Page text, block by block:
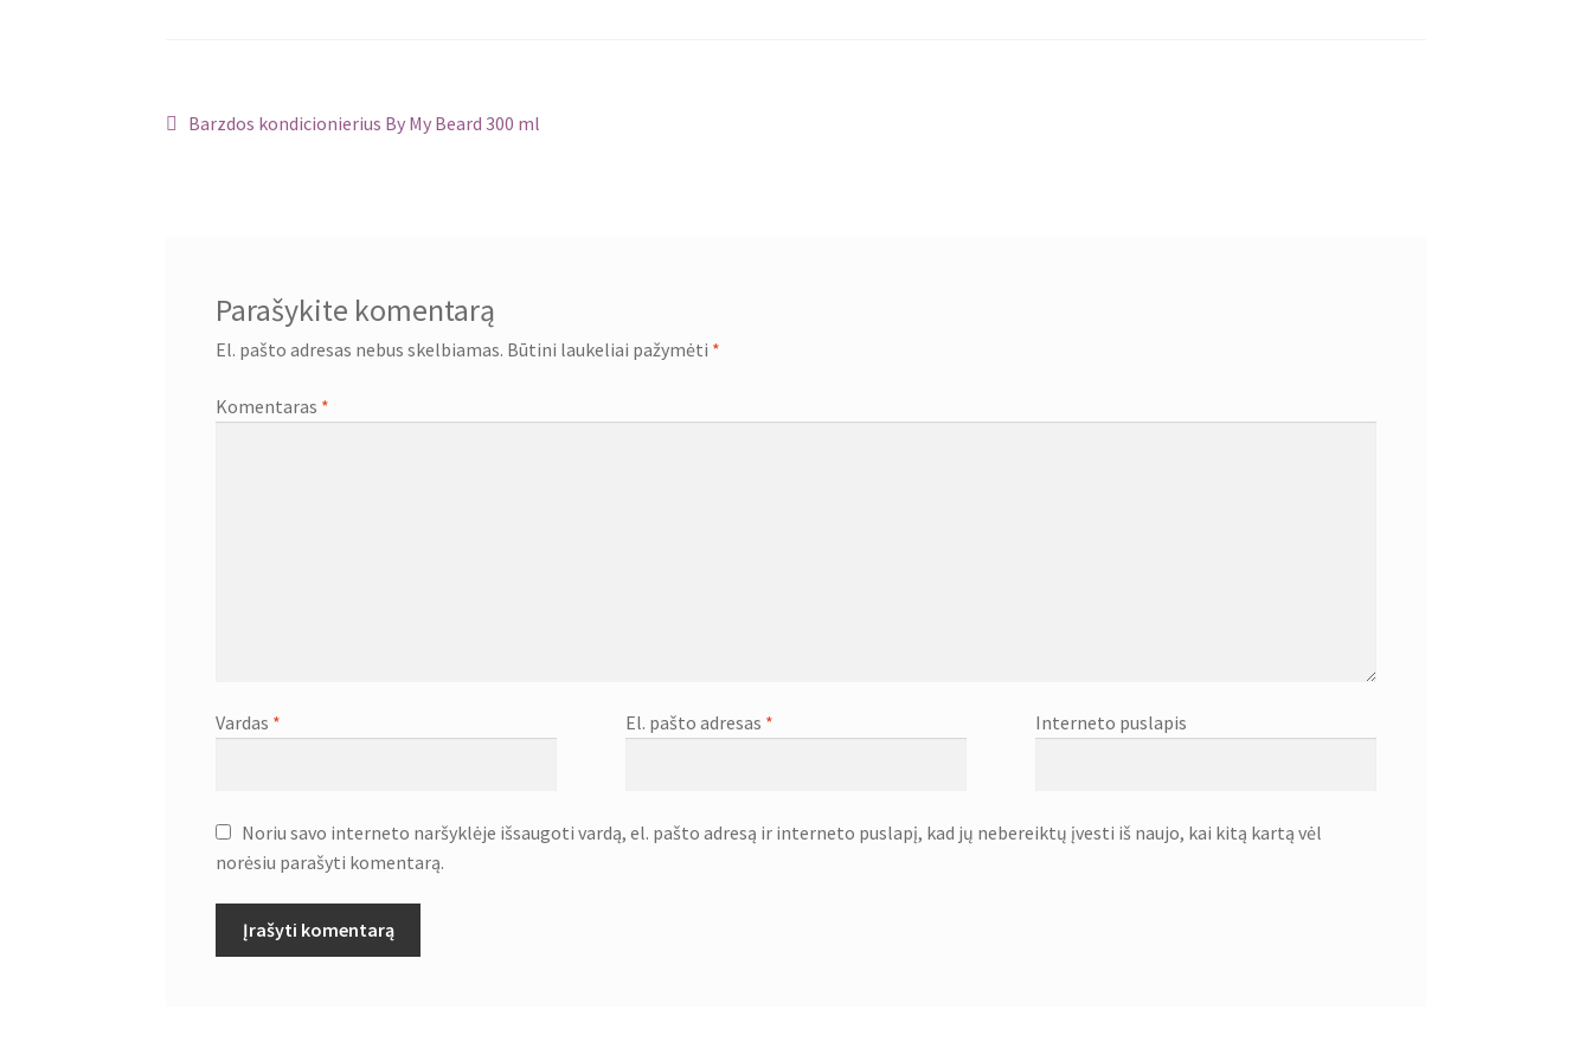
Navigacija
Ankstenis
Barzdos kondicionierius By My Beard 300 ml
Parašykite komentarą
El. pašto adresas nebus skelbiamas. Būtini laukeliai pažymėti *
Komentaras *
Vardas * El. pašto adresas * Interneto puslapis
Noriu savo interneto naršyklėje išsaugoti vardą, el. pašto adresą ir interneto puslapį, kad jų nebereiktų įvesti iš naujo, kai kitą kartą vėl
norėsiu parašyti komentarą.